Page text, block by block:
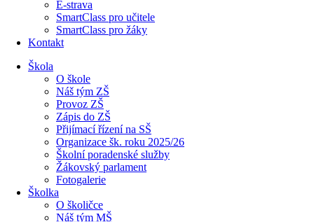
E-strava
SmartClass pro učitele
SmartClass pro žáky
Kontakt
Škola
O škole
Náš tým ZŠ
Provoz ZŠ
Zápis do ZŠ
Přijímací řízení na SŠ
Organizace šk. roku 2025/26
Školní poradenské služby
Žákovský parlament
Fotogalerie
Školka
O školičce
Náš tým MŠ